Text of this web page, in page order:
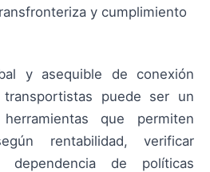
y cumplimiento
y asequible de conexión
puede ser un
que permiten
rentabilidad, verificar
de políticas